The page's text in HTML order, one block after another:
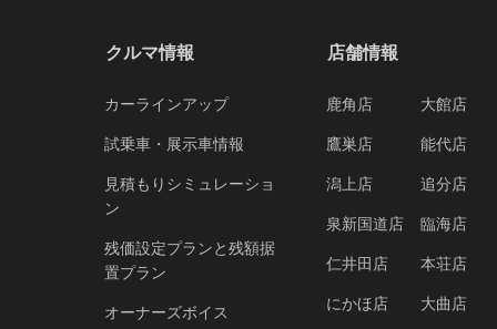
クルマ情報
カーラインアップ
試乗車・展示車情報
見積もりシミュレーショ
ン
残価設定プランと残額据
置プラン
オーナーズボイス
店舗情報
鹿角店
大館店
鷹巣店
能代店
潟上店
追分店
泉新国道店
臨海店
仁井田店
本荘店
にかほ店
大曲店